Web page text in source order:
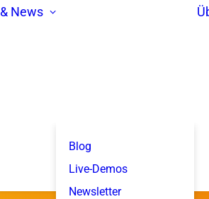
News
Blog
Live-Demos
Newsletter